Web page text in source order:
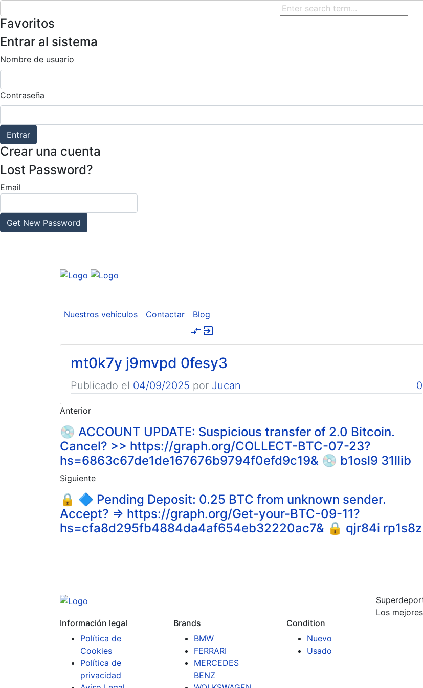
Favoritos
Entrar al sistema
Nombre de usuario
Contraseña
Entrar
Crear una cuenta
Lost Password?
Email
Get New Password
Nuestros vehículos Contactar Blog
compare_arrows exit_to_app
mt0k7y j9mvpd 0fesy3
Publicado el 04/09/2025 por Jucan 0
Anterior
💿 ACCOUNT UPDATE: Suspicious transfer of 2.0 Bitcoin.
Cancel? >> https://graph.org/COLLECT-BTC-07-23?
hs=6863c67de1de167676b9794f0efd9c19& 💿 b1osl9 31llib
Siguiente
🔒 🔷 Pending Deposit: 0.25 BTC from unknown sender.
Accept? => https://graph.org/Get-your-BTC-09-11?
hs=cfa8d295fb4884da4af654eb32220ac7& 🔒 qjr84i rp1s8z
Los
Información legal
Política de
Cookies
Política de
privacidad
Brands
BMW
FERRARI
MERCEDES
BENZ
Condition
Nuevo
Usado